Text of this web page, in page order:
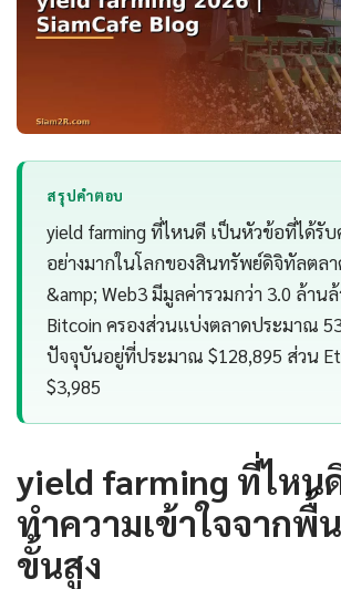
สรุปคำตอบ
yield farming ที่ไหนดี เป็นหัวข้อที่ได้รั
อย่างมากในโลกของสินทรัพย์ดิจิทัลตลา
&amp; Web3 มีมูลค่ารวมกว่า 3.0 ล้าน
Bitcoin ครองส่วนแบ่งตลาดประมาณ
ปัจจุบันอยู่ที่ประมาณ $128,895 ส่วน
$3,985
yield farming ที่ไหน
ทำความเข้าใจจากพื้
ขั้นสูง